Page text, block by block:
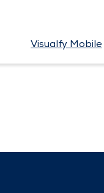
Visualfy Mobile